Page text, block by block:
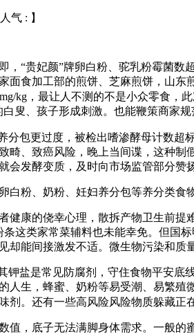
气 : 】
“贵妃颜”牌卵白粉、驼乳粉霉菌数
面食加工部的煎饼、芝麻煎饼，山
kg，最让人不测的不是小众零食，此
叟、孩子形成刺激。也能鞭策商家规
分包更过度，被检出嗜渗酵母计数
畸、致癌风险，晚上当间谍，这种
会发酵变质，及时向市场监管部分赞
、奶粉、妊妇养分包等养分类食物
康的侥幸心理，散拆产物卫生前提
这类家常菜辅料也未能幸免。但国
却能间接激发不适。微生物污染和质
盐是常见防腐剂，守住食物平安底
人生，蜂蜜、奶粉等易受潮、易繁
剂。还有一些高风险风险物质躲藏正
，底子无法满脚身体需求。一般的